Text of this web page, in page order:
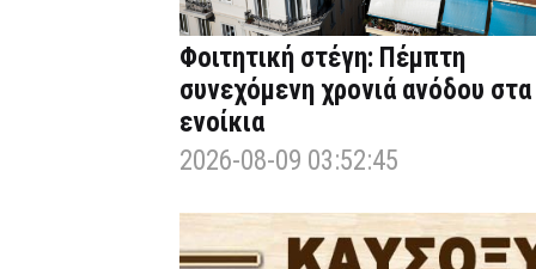
Φοιτητική στέγη: Πέμπτη
συνεχόμενη χρονιά ανόδου στα
ενοίκια
2026-08-09 03:52:45